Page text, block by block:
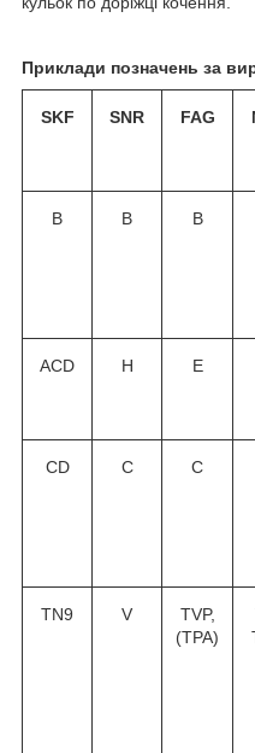
Приклади позначень за
SKF SNR FAG
В В В
ACD H E
CD C C
TN9 V
TVP,
(TPA)